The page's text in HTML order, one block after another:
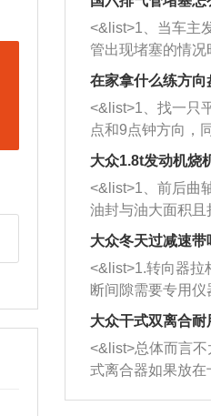
也是为了更好的开
<&list>1、当车主
管出现堵塞的情
者是细棍，直接将
堵塞情况比较严
施。 <&list>2、
杂物推到排气管
三元催化器拆解开
西取出来。但如
的堵塞，就需要
洗剂对堵塞的情况
放在燃油箱中，与
动时，就可以和
室，最后形成废
催化器得到清洗
能够得到解决。
在家拿什么练方向
<&list>1、找一只
点和9点钟方向，
方向做一个标记。
一圈半的练习，
圈数。 <&list>3、
习，这样就可以形
驾驶车辆时，不
向。
大众1.8t发动机烧
<&list>1、前后曲
油封与油大面积
和发动机内持续
逐渐减弱，导致
活塞间隙过大：
的间隙扩大，导
造成烧机油。
机油粘度过小的
象，机油粘度过小
大众冬天过减速带
<&list>1.转向器拉
断间隙需要专用仪
无法制作，需要
店；<&list>2.车辆
裂，破裂后会出现
损严重，磨损的半
响；<&list>3.稳定
大众干式双离合耐
<&list>总体而言
式离合器如果放